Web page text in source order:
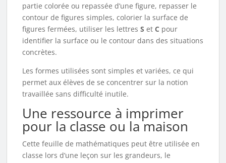
partie colorée ou repassée d’une figure, repasser le
contour de figures simples, colorier la surface de
figures fermées, utiliser les lettresS etC pour
identifier la surface ou le contour dans des situations
concrètes.
Les formes utilisées sont simples et variées, ce qui
permet aux élèves de se concentrer sur la notion
travaillée sans difficulté inutile.
Une ressource à imprimer
pour la classe ou la maison
Cette feuille de mathématiques peut être utilisée en
classe lors d’une leçon sur les grandeurs, le